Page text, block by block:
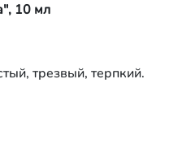
10 мл
трезвый, терпкий.